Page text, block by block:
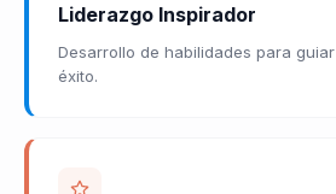
Liderazgo Inspirador
Desarrollo de habilidades para
éxito.